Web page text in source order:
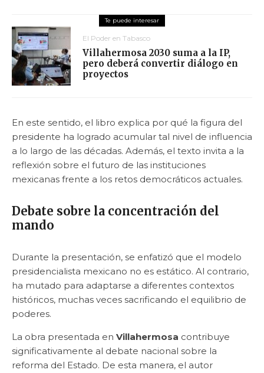
El Poder en Tabasco
Villahermosa 2030 suma a la IP,
pero deberá convertir diálogo en
proyectos
En este sentido, el libro explica por qué la figura del
presidente ha logrado acumular tal nivel de influencia
a lo largo de las décadas. Además, el texto invita a la
reflexión sobre el futuro de las instituciones
mexicanas frente a los retos democráticos actuales.
Debate sobre la concentración del
mando
Durante la presentación, se enfatizó que el modelo
presidencialista mexicano no es estático. Al contrario,
ha mutado para adaptarse a diferentes contextos
históricos, muchas veces sacrificando el equilibrio de
poderes.
La obra presentada en Villahermosa contribuye
significativamente al debate nacional sobre la
reforma del Estado. De esta manera, el autor